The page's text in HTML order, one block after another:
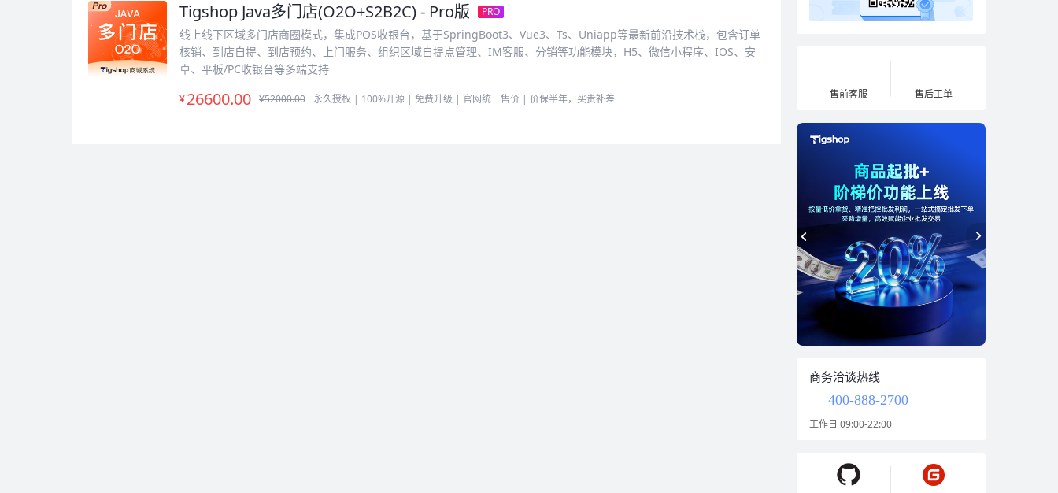
Tigshop Java多门店(O2O+S2B2C) - Pro版 PRO
线上线下区域多门店商圈模式，集成POS收银台，基于SpringBoot3、Vue3、Ts、Uniapp等最新前沿技术栈，包含订单
核销、到店自提、到店预约、上门服务、组织区域自提点管理、IM客服、分销等功能模块，H5、微信小程序、IOS、安
卓、平板/PC收银台等多端支持
¥26600.00 ¥52000.00 永久授权 | 100%开源 | 免费升级 | 官网统一售价 | 价保半年，买贵补差 售前客服 售后工单
商务洽谈热线
400-888-2700
工作日 09:00-22:00